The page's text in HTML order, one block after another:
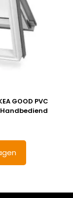
GOOD PVC